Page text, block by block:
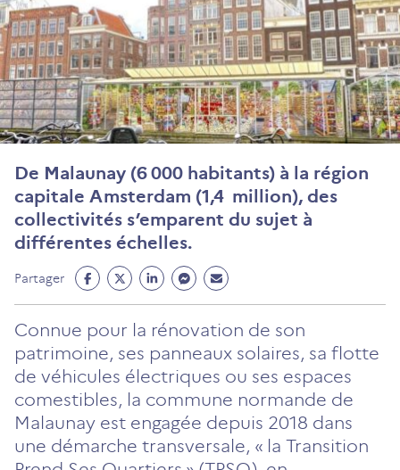
De Malaunay (6 000 habitants) à la région
capitale Amsterdam (1,4 million), des
collectivités s’emparent du sujet à
différentes échelles.
Partager
Partage
Facebook
(ouvre
un
nouvel
onglet)
Partage
Twitter
(ouvre
un
nouvel
onglet)
Partage
Linkedin
(ouvre
un
nouvel
onglet)
Partage
Messenger
(ouvre
un
nouvel
onglet)
Partage
Mail
(ouvre
un
nouvel
onglet)
Connue pour la rénovation de son
patrimoine, ses panneaux solaires, sa flotte
de véhicules électriques ou ses espaces
comestibles, la commune normande de
Malaunay est engagée depuis 2018 dans
une démarche transversale, « la Transition